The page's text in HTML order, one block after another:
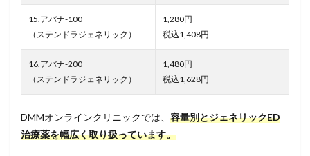
15.アバナ-100
（ステンドラジェネリック）
1,280円
税込1,408円
16.アバナ-200
（ステンドラジェネリック）
1,480円
税込1,628円
DMMオンラインクリニックでは、 容量別とジェネリックED
治療薬を幅広く取り扱っています。